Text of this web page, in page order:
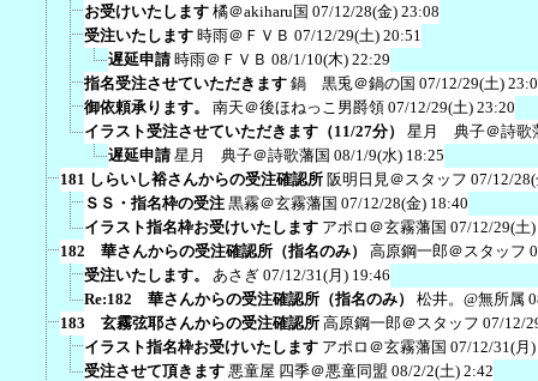
お受けいたします 橘＠akiharu国 07/12/28(金) 23:08
受注いたします 時雨＠ＦＶＢ 07/12/29(土) 20:51
遅延申請 時雨＠ＦＶＢ 08/1/10(木) 22:29
指名受注させていただきます 鍋 黒兎＠鍋の国 07/12/29(土)
御依頼承ります。
南天＠後ほねっこ男爵領 07/12/29(土) 23:20
イラスト受注させていただきます（11/27分）
星月 典子＠詩歌
遅延申請 星月 典子＠詩歌藩国 08/1/9(水) 18:25
181 しらいし裕さんからの受注確認所 阪明日見＠スタッフ 07/12/
ＳＳ・指名枠の受注 黒霧＠玄霧藩国 07/12/28(金) 18:40
イラスト指名枠お受けいたします アポロ＠玄霧藩国 07/12/29(土
182 華さんからの受注確認所（指名のみ）
高原鋼一郎＠スタッフ
受注いたします。
あさぎ 07/12/31(月) 19:46
Re:182 華さんからの受注確認所（指名のみ）
松井。@無所属
183 玄霧弦耶さんからの受注確認所 高原鋼一郎＠スタッフ 07/12/
イラスト指名枠お受けいたします アポロ＠玄霧藩国 07/12/31(月
受注させて頂きます 悪童屋 四季＠悪童同盟 08/2/2(土) 2:42